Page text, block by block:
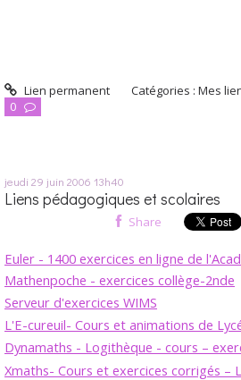
Lien permanent Catégories :Mes
0
jeudi 29 juin 2006 13h40
Liens pédagogiques et scolaires
Share
Euler - 1400 exercices en ligne de
Mathenpoche - exercices collège-2nde
Serveur d'exercices WIMS
L'E-cureuil- Cours et animations de
Dynamaths - Logithèque - cours –
Xmaths- Cours et exercices corrigés –